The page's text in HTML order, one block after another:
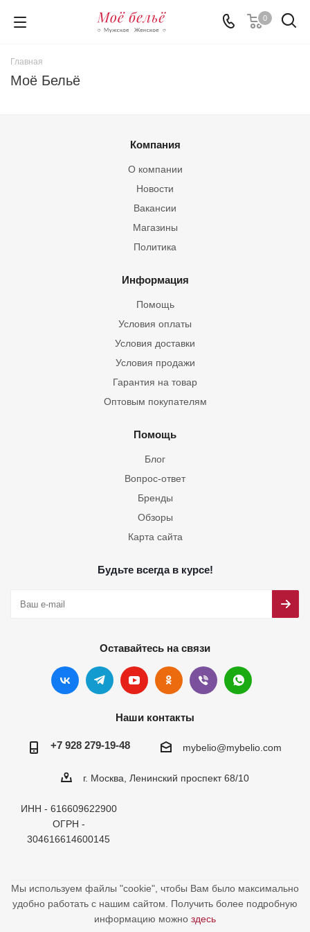
0
Главная
Моё Бельё
Компания
О компании
Новости
Вакансии
Магазины
Политика
Информация
Помощь
Условия оплаты
Условия доставки
Условия продажи
Гарантия на товар
Оптовым покупателям
Помощь
Блог
Вопрос-ответ
Бренды
Обзоры
Карта сайта
Будьте всегда в курсе!
Оставайтесь на связи
Наши контакты
+7 928 279-19-48 mybelio@mybelio.com
г. Москва, Ленинский проспект 68/10
ИНН - 616609622900
ОГРН -
304616614600145
Мы используем файлы "cookie", чтобы Вам было максимально
удобно работать с нашим сайтом. Получить более подробную
информацию можно здесь